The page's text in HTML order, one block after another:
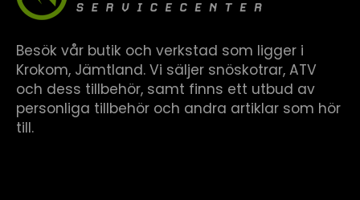
Besök vår butik och verkstad som ligger i
Krokom, Jämtland. Vi säljer snöskotrar, ATV
och dess tillbehör, samt finns ett utbud av
personliga tillbehör och andra artiklar som hör
till.